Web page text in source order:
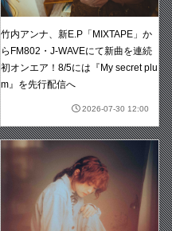
竹内アンナ、新E.P「MIXTAPE」か
らFM802・J-WAVEにて新曲を連続
初オンエア！8/5には『My secret plu
m』を先行配信へ
2026-07-30 12:00